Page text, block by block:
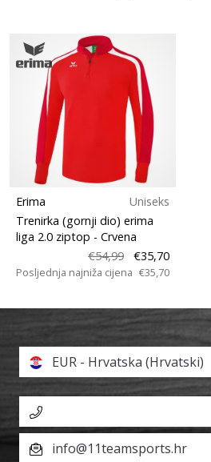
Erima
Uniseks
Trenirka (gornji dio) erima
liga 2.0 ziptop - Crvena
€54,99
€35,70
Posljednja najniža cijena €35,70
EUR - Hrvatska (Hrvatski)
info@11teamsports.hr